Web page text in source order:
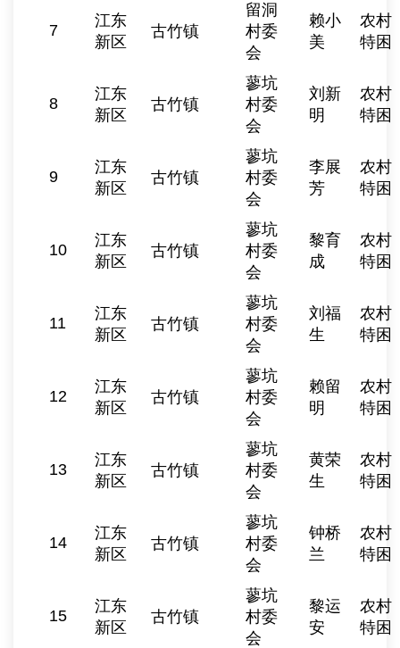
7
江东
新区
古竹镇
留洞
村委
会
赖小
美
农村
特困
8
江东
新区
古竹镇
蓼坑
村委
会
刘新
明
农村
特困
9
江东
新区
古竹镇
蓼坑
村委
会
李展
芳
农村
特困
10
江东
新区
古竹镇
蓼坑
村委
会
黎育
成
农村
特困
11
江东
新区
古竹镇
蓼坑
村委
会
刘福
生
农村
特困
12
江东
新区
古竹镇
蓼坑
村委
会
赖留
明
农村
特困
13
江东
新区
古竹镇
蓼坑
村委
会
黄荣
生
农村
特困
14
江东
新区
古竹镇
蓼坑
村委
会
钟桥
兰
农村
特困
15
江东
新区
古竹镇
蓼坑
村委
会
黎运
安
农村
特困